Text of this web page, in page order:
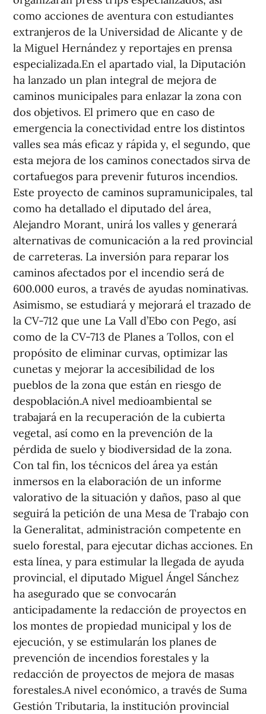
como acciones de aventura con estudiantes
extranjeros de la Universidad de Alicante y de
la Miguel Hernández y reportajes en prensa
especializada.En el apartado vial, la Diputación
ha lanzado un plan integral de mejora de
caminos municipales para enlazar la zona con
dos objetivos. El primero que en caso de
emergencia la conectividad entre los distintos
valles sea más eficaz y rápida y, el segundo, que
esta mejora de los caminos conectados sirva de
cortafuegos para prevenir futuros incendios.
Este proyecto de caminos supramunicipales, tal
como ha detallado el diputado del área,
Alejandro Morant, unirá los valles y generará
alternativas de comunicación a la red provincial
de carreteras. La inversión para reparar los
caminos afectados por el incendio será de
600.000 euros, a través de ayudas nominativas.
Asimismo, se estudiará y mejorará el trazado de
la CV-712 que une La Vall d’Ebo con Pego, así
como de la CV-713 de Planes a Tollos, con el
propósito de eliminar curvas, optimizar las
cunetas y mejorar la accesibilidad de los
pueblos de la zona que están en riesgo de
despoblación.A nivel medioambiental se
trabajará en la recuperación de la cubierta
vegetal, así como en la prevención de la
pérdida de suelo y biodiversidad de la zona.
Con tal fin, los técnicos del área ya están
inmersos en la elaboración de un informe
valorativo de la situación y daños, paso al que
seguirá la petición de una Mesa de Trabajo con
la Generalitat, administración competente en
suelo forestal, para ejecutar dichas acciones. En
esta línea, y para estimular la llegada de ayuda
provincial, el diputado Miguel Ángel Sánchez
ha asegurado que se convocarán
anticipadamente la redacción de proyectos en
los montes de propiedad municipal y los de
ejecución, y se estimularán los planes de
prevención de incendios forestales y la
redacción de proyectos de mejora de masas
forestales.A nivel económico, a través de Suma
Gestión Tributaria, la institución provincial